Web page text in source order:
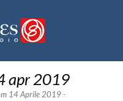
apr 2019
14 Aprile 2019 -